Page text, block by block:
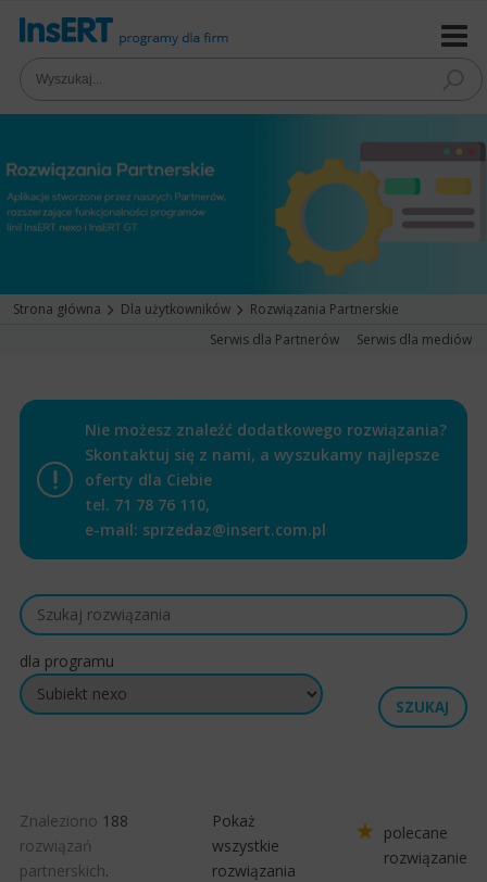
Strona główna Dla użytkowników
Rozwiązania Partnerskie
Serwis dla Partnerów
Serwis dla mediów
Nie możesz znaleźć dodatkowego rozwiązania?
Skontaktuj się z nami, a wyszukamy najlepsze
oferty dla Ciebie
tel. 71 78 76 110,
e-mail: sprzedaz@insert.com.pl
dla programu
Znaleziono 188
rozwiązań
partnerskich.
Pokaż
wszystkie
rozwiązania
polecane
rozwiązanie